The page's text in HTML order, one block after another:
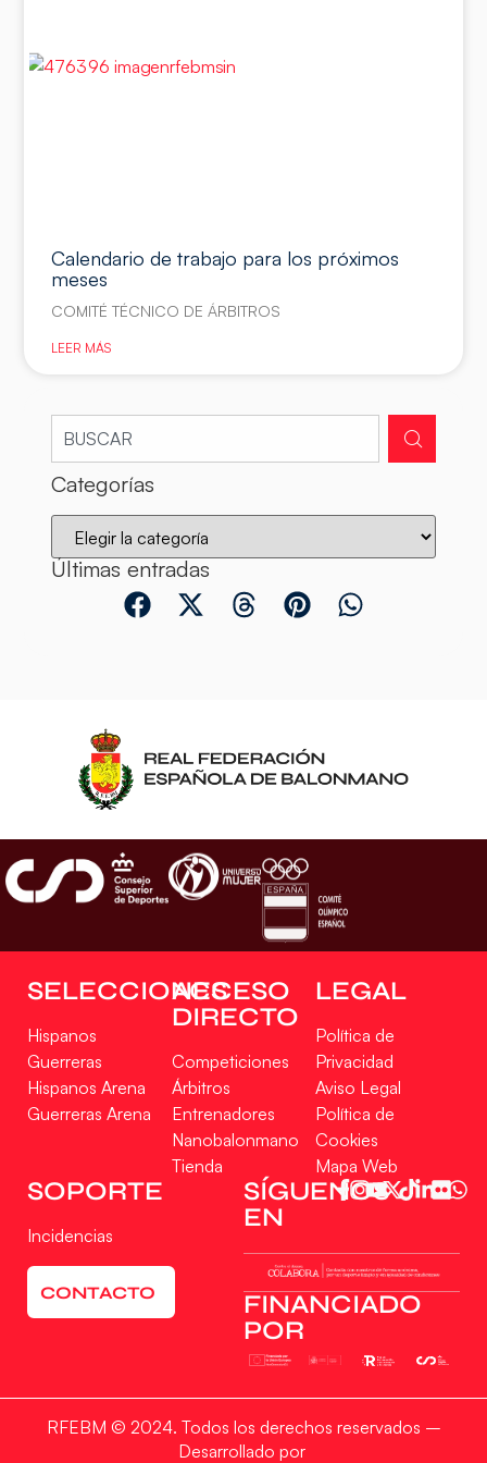
Gestionar consentimiento
Para ofrecer las mejores experiencias, utilizamos tecnologías como las cookies
para almacenar y/o acceder a la información del dispositivo. El consentimiento
de estas tecnologías nos permitirá procesar datos como el comportamiento de
navegación o las identificaciones únicas en este sitio. No consentir o retirar el
consentimiento, puede afectar negativamente a ciertas características y
funciones.
Denegar
Calendario de trabajo para los próximos
meses
COMITÉ TÉCNICO DE ÁRBITROS
LEER MÁS
Categorías
Últimas entradas
SELECCIONES
Hispanos
Guerreras
Hispanos Arena
Guerreras Arena
ACCESO
DIRECTO
Competiciones
Árbitros
Entrenadores
Nanobalonmano
Tienda
LEGAL
Política de
Privacidad
Aviso Legal
Política de
Cookies
Mapa Web
SOPORTE
Incidencias
CONTACTO
SÍGUENOS
EN
FINANCIADO
POR
RFEBM © 2024. Todos los derechos reservados –
Desarrollado por